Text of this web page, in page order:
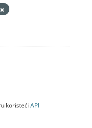
koristeći API